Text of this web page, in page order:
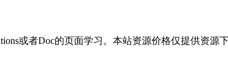
或者Doc的页面学习。本站资源价格仅提供资源